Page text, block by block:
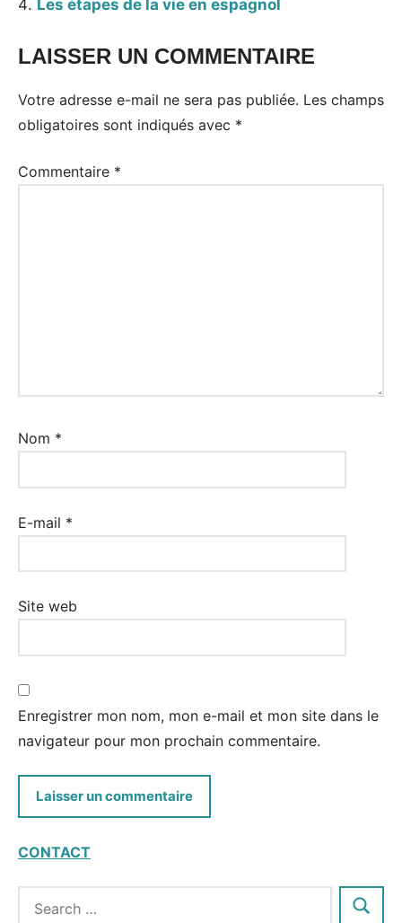
Les étapes de la vie en espagnol
LAISSER UN COMMENTAIRE
Votre adresse e-mail ne sera pas publiée. Les champs
obligatoires sont indiqués avec *
Commentaire *
Nom *
E-mail *
Site web
Enregistrer mon nom, mon e-mail et mon site dans le
navigateur pour mon prochain commentaire.
CONTACT